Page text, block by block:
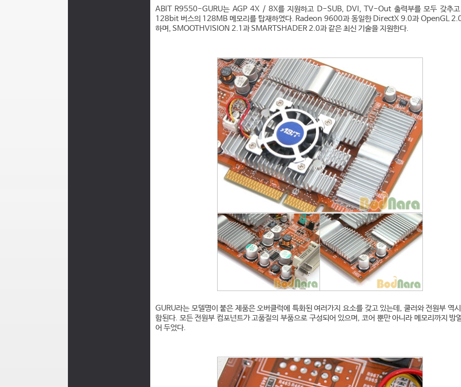
ABIT R9550-GURU는 AGP 4X / 8X를 지원하고 D-SUB, DVI, TV-Out 출력부를 모두 갖추고
128bit 버스의 128MB 메모리를 탑재하였다. Radeon 9600과 동일한 DirectX 9.0과 OpenGL
하며, SMOOTHVISION 2.1과 SMARTSHADER 2.0과 같은 최신 기술을 지원한다.
GURU라는 모델명이 붙은 제품은 오버클럭에 특화된 여러가지 요소를 갖고 있는데, 쿨러와 전원부 역
함된다. 모든 전원부 컴포넌트가 고품질의 부품으로 구성되어 있으며, 코어 뿐만 아니라 메모리까지 방
어 두었다.